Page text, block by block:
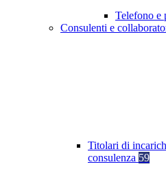
Telefono e
Consulenti e
Titolari di
consulenza 59